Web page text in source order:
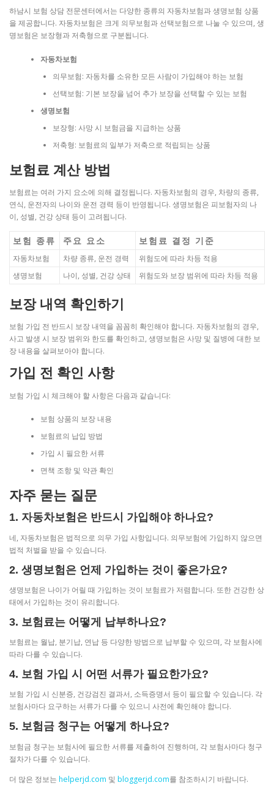
하남시 보험 상담 전문센터에서는 다양한 종류의 자동차보험과 생명보험 상품
을 제공합니다. 자동차보험은 크게 의무보험과 선택보험으로 나눌 수 있으며, 생
명보험은 보장형과 저축형으로 구분됩니다.
자동차보험
의무보험: 자동차를 소유한 모든 사람이 가입해야 하는 보험
선택보험: 기본 보장을 넘어 추가 보장을 선택할 수 있는 보험
생명보험
보장형: 사망 시 보험금을 지급하는 상품
저축형: 보험료의 일부가 저축으로 적립되는 상품
보험료 계산 방법
보험료는 여러 가지 요소에 의해 결정됩니다. 자동차보험의 경우, 차량의 종류,
연식, 운전자의 나이와 운전 경력 등이 반영됩니다. 생명보험은 피보험자의 나
이, 성별, 건강 상태 등이 고려됩니다.
보험 종류 주요 요소 보험료 결정 기준
자동차보험 차량 종류, 운전 경력
위험도에 따라 차등 적용
생명보험
나이, 성별, 건강 상태 위험도와 보장 범위에 따라 차등 적용
보장 내역 확인하기
보험 가입 전 반드시 보장 내역을 꼼꼼히 확인해야 합니다. 자동차보험의 경우,
사고 발생 시 보장 범위와 한도를 확인하고, 생명보험은 사망 및 질병에 대한 보
장 내용을 살펴보아야 합니다.
가입 전 확인 사항
보험 가입 시 체크해야 할 사항은 다음과 같습니다:
보험 상품의 보장 내용
보험료의 납입 방법
가입 시 필요한 서류
면책 조항 및 약관 확인
자주 묻는 질문
1. 자동차보험은 반드시 가입해야 하나요?
네, 자동차보험은 법적으로 의무 가입 사항입니다. 의무보험에 가입하지 않으면
법적 처벌을 받을 수 있습니다.
2. 생명보험은 언제 가입하는 것이 좋은가요?
생명보험은 나이가 어릴 때 가입하는 것이 보험료가 저렴합니다. 또한 건강한 상
태에서 가입하는 것이 유리합니다.
3. 보험료는 어떻게 납부하나요?
보험료는 월납, 분기납, 연납 등 다양한 방법으로 납부할 수 있으며, 각 보험사에
따라 다를 수 있습니다.
4. 보험 가입 시 어떤 서류가 필요한가요?
보험 가입 시 신분증, 건강검진 결과서, 소득증명서 등이 필요할 수 있습니다. 각
보험사마다 요구하는 서류가 다를 수 있으니 사전에 확인해야 합니다.
5. 보험금 청구는 어떻게 하나요?
보험금 청구는 보험사에 필요한 서류를 제출하여 진행하며, 각 보험사마다 청구
절차가 다를 수 있습니다.
더 많은 정보는 helperjd.com 및 bloggerjd.com를 참조하시기 바랍니다.